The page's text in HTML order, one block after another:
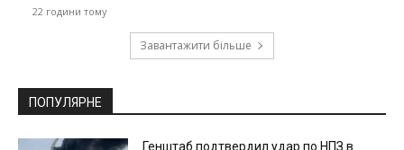
22 години тому
Завантажити більше
ПОПУЛЯРНЕ
Генштаб подтвердил удар по НПЗ в